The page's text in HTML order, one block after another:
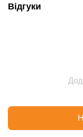
Відгуки